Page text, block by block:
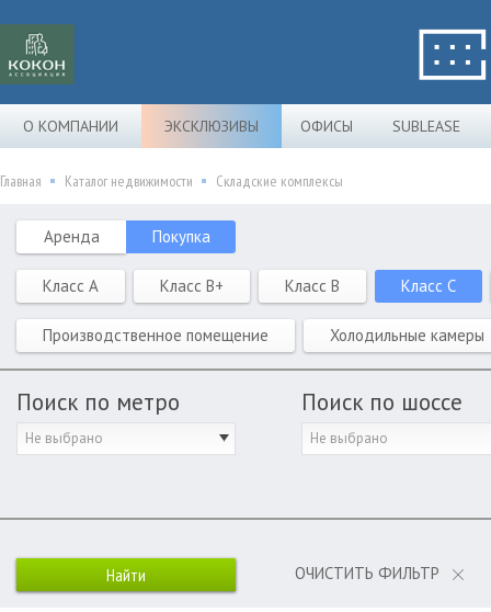
О КОМПАНИИ ЭКСКЛЮЗИВЫ ОФИСЫ SUBLEASE
Главная Каталог недвижимости Складские комплексы
Аренда Покупка
Класс A Класс B+ Класс B Класс C
Производственное помещение Холодильные камеры
Поиск по метро
Не выбрано
Поиск по шоссе
Не выбрано
ОЧИСТИТЬ ФИЛЬТР